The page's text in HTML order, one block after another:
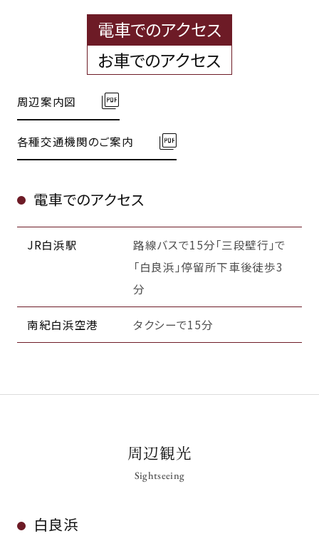
電車でのアクセス
お車でのアクセス
周辺案内図
各種交通機関のご案内
電車でのアクセス
JR白浜駅
路線バスで15分「三段壁行」で
「白良浜」停留所下車後徒歩3
分
南紀白浜空港 タクシーで15分
周辺観光
Sightseeing
白良浜